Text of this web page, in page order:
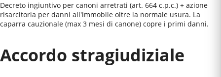
Decreto ingiuntivo per canoni arretrati (art. 664 c.p.c.) + azione
risarcitoria per danni all'immobile oltre la normale usura. La
caparra cauzionale (max 3 mesi di canone) copre i primi danni.
Accordo stragiudiziale